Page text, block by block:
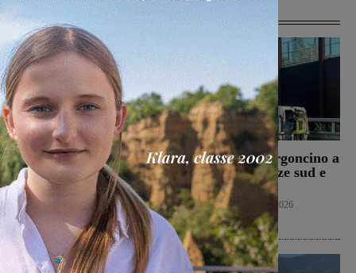
Articoli correlati
Bucine, incendio di
oliveta e bosco a San
Pancrazio. Tre ettari
l’area bruciata
Cronaca 7 Agosto 2026
Autostrada, furgoncino a
fuoco tra Firenze sud e
Incisa Reggello
Cronaca 7 Agosto 2026